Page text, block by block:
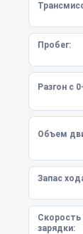
Пробег:
Разгон с
Объем
Запас
зарядки: